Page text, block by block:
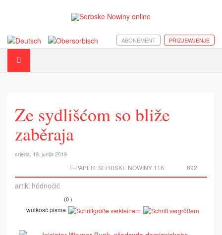
PŘIZJEWJENJE
ABONEMENT
Ze sydlišćom so bliže
zaběraja
srjeda, 19. junija 2019
692
E-PAPER:SERBSKE NOWINY 116
artikl hódnoćić
(0 )
wulkosć pisma